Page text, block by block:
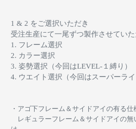
1 & 2 をご選択いただき
受注生産にて一尾ずつ製作させてい
1. フレーム選択
2. カラー選択
3. 姿勢選択（今回はLEVEL-１縛り）
4. ウエイト選択（今回はスーパーライ
・アゴ下フレーム＆サイドアイの有る仕
レギュラーフレーム＆サイドアイの無